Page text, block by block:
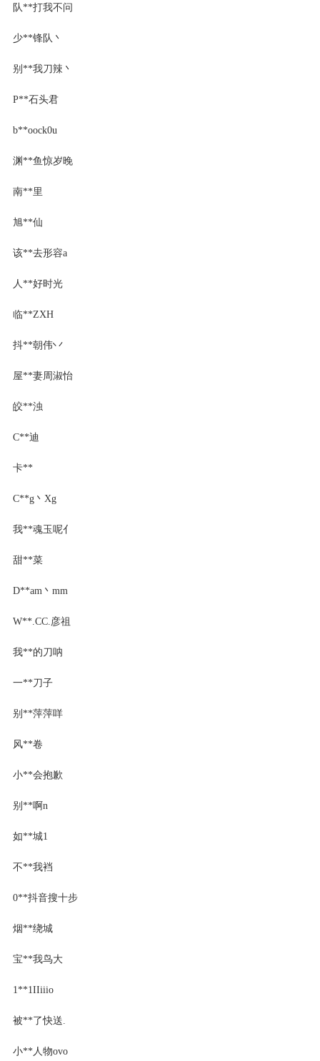
队**打我不问
少**锋队丶
别**我刀辣丶
P**石头君
b**oock0u
渊**鱼惊岁晚
南**里
旭**仙
该**去形容a
人**好时光
临**ZXH
抖**朝伟丷
屋**妻周淑怡
皎**浊
C**迪
卡**
C**g丶Xg
我**魂玉呢亻
甜**菜
D**am丶mm
W**.CC.彦祖
我**的刀呐
一**刀子
别**萍萍咩
风**卷
小**会抱歉
别**啊n
如**城1
不**我裆
0**抖音搜十步
烟**绕城
宝**我鸟大
1**1IIiiio
被**了快送.
小**人物ovo